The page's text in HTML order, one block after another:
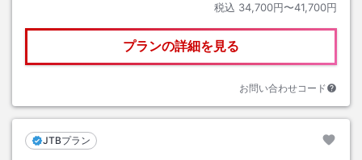
税込 34,700円〜41,700円
プランの詳細を見る
お問い合わせコード
JTBプラン